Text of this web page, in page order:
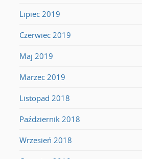
Lipiec 2019
Czerwiec 2019
Maj 2019
Marzec 2019
Listopad 2018
Październik 2018
Wrzesień 2018